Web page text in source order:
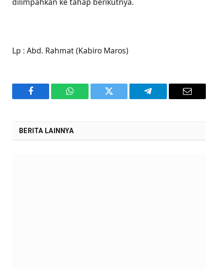
Lp : Abd. Rahmat (Kabiro Maros)
Facebook WhatsAppTwitter Telegram Email
BERITA LAINNYA